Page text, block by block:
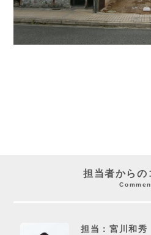
担当者からの
担当：宮川和秀